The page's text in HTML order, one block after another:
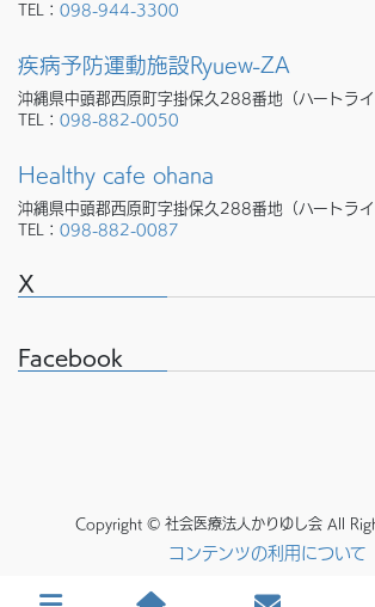
TEL： 098-944-3300
疾病予防運動施設Ryuew-ZA
沖縄県中頭郡西原町字掛保久288番地（ハートライ
TEL： 098-882-0050
Healthy cafe ohana
沖縄県中頭郡西原町字掛保久288番地（ハートライ
TEL： 098-882-0087
X
Facebook
Copyright © 社会医療法人かりゆし会 All
コンテンツの利用について